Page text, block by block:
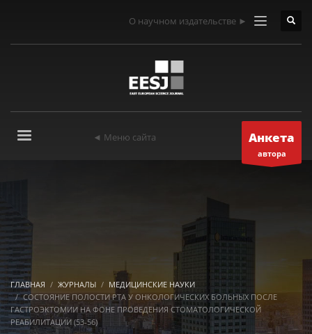
О научном издательстве ►
◄ Меню сайта Анкета
автора
ГЛАВНАЯ ЖУРНАЛЫ
МЕДИЦИНСКИЕ НАУКИ
СОСТОЯНИЕ ПОЛОСТИ РТА У ОНКОЛОГИЧЕСКИХ БОЛЬНЫХ ПОСЛЕ
ГАСТРОЭКТОМИИ НА ФОНЕ ПРОВЕДЕНИЯ СТОМАТОЛОГИЧЕСКОЙ
РЕАБИЛИТАЦИИ (53-56)